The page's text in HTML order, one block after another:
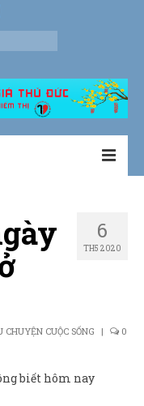
6
TH5 2020
CHUYỆN CUỘC SỐNG | 0
biết hôm nay